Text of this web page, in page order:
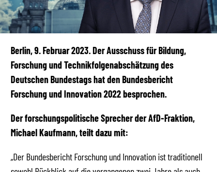
Berlin, 9. Februar 2023. Der Ausschuss für Bildung,
Forschung und Technikfolgenabschätzung des
Deutschen Bundestags hat den Bundesbericht
Forschung und Innovation 2022 besprochen.
Der forschungspolitische Sprecher der AfD-Fraktion,
Michael Kaufmann, teilt dazu mit:
„Der Bundesbericht Forschung und Innovation ist traditionell